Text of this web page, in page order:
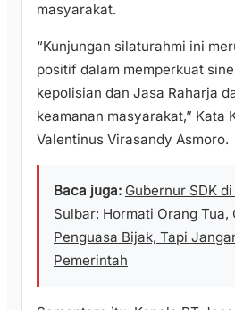
masyarakat.
“Kunjungan silaturahmi ini
positif dalam memperkuat
kepolisian dan Jasa Raharja
keamanan masyarakat,” Kata
Valentinus Virasandy Asmoro.
Baca juga: Gubernur SDK
Sulbar: Hormati Orang Tua,
Penguasa Bijak, Tapi
Pemerintah